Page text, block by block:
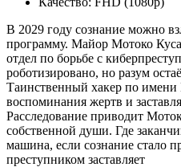
В 2029 году сознание можно
программу. Майор Мотоко
отдел по борьбе с
роботизировано, но разум
Таинственный хакер по имени
воспоминания жертв и
Расследование приводит
собственной души. Где
машина, если сознание стало
преступником заставляет